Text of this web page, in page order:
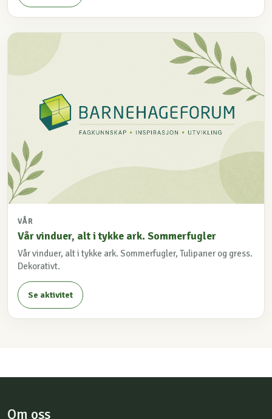
VÅR
Vår vinduer, alt i tykke ark. Sommerfugler
Vår vinduer, alt i tykke ark. Sommerfugler, Tulipaner og gress.
Dekorativt.
Se aktivitet
Om oss